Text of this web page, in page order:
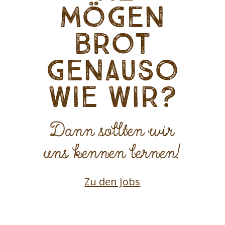
mögen
Brot
genauso
wie wir?
Dann sollten wir
uns kennen lernen!
Zu den Jobs